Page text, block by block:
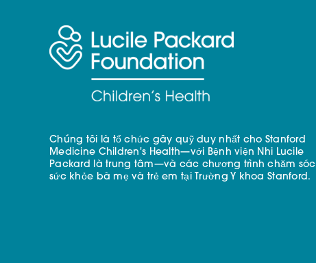
Chúng tôi là tổ chức gây quỹ duy nhất cho Stanford
Medicine Children's Health—với Bệnh viện Nhi Lucile
Packard là trung tâm—và các chương trình chăm sóc
sức khỏe bà mẹ và trẻ em tại Trường Y khoa Stanford.